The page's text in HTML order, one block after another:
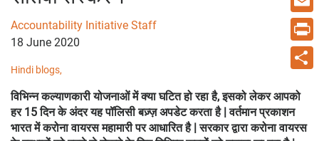
Accountability Initiative Staff
18 June 2020
Hindi blogs,
विभिन्न कल्याणकारी योजनाओं में क्या घटित हो रहा है, इसको लेकर आपको
हर 15 दिन के अंदर यह पॉलिसी बज़्ज़ अपडेट करता है | वर्तमान प्रकाशन
भारत में करोना वायरस महामारी पर आधारित है | सरकार द्वारा करोना वायरस
Email
Print